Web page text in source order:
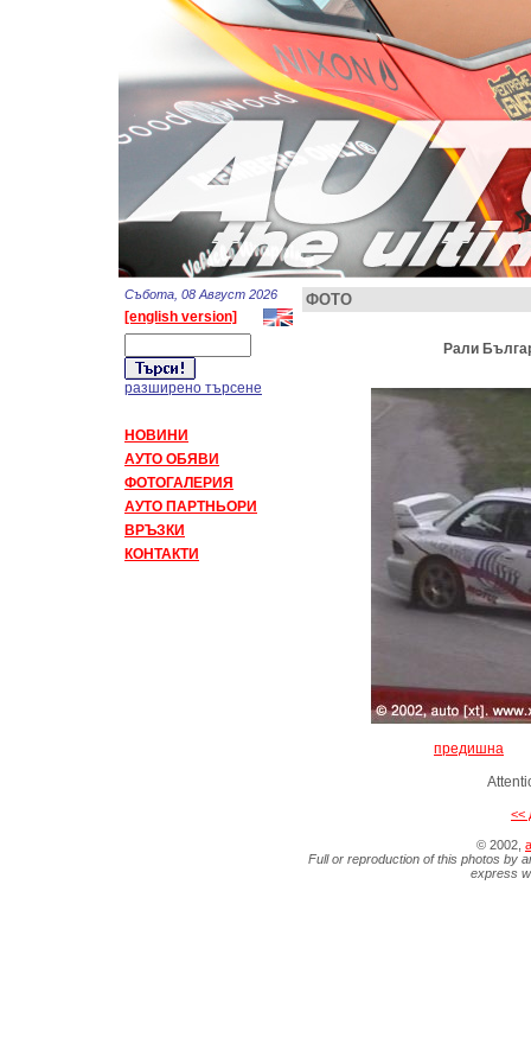
Събота, 08 Август 2026
[english version]
разширено търсене
НОВИНИ
АУТО ОБЯВИ
ФОТОГАЛЕРИЯ
АУТО ПАРТНЬОРИ
ВРЪЗКИ
КОНТАКТИ
ФОТО
Рали
предишна
<<
© 2002,
Full or reproduction of this photos by
express